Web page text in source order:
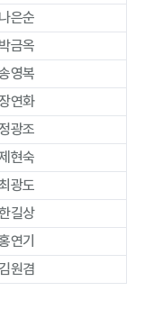
나은순
박금옥
영복
연화
광조
현숙
광도
길상
연기
김원겸